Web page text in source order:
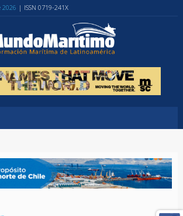
2026 | ISSN 0719-241X